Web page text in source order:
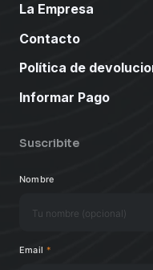
La Empresa
Contacto
Política de
Informar Pago
Suscribite
Nombre
Email *